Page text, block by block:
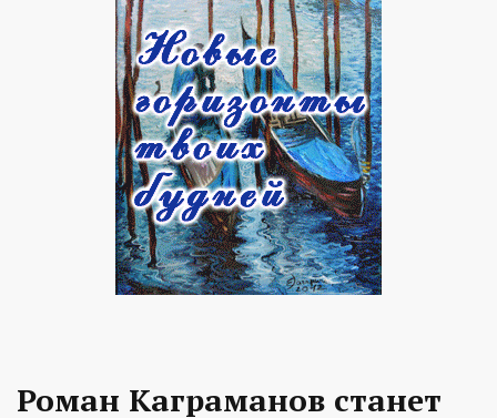
Роман Каграманов станет